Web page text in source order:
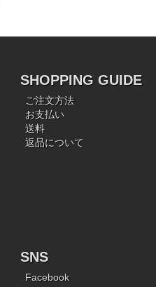
SHOPPING GUIDE
ご注文方法
お支払い
送料
返品について
SNS
Facebook